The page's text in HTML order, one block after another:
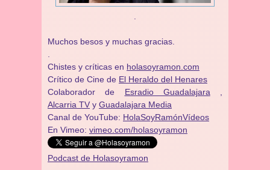
Muchos besos y muchas gracias.
Chistes y críticas en holasoyramon.com
Crítico de Cine de El Heraldo del Henares
Colaborador de Esradio Guadalajara
Alcarria TV y Guadalajara Media
Canal de YouTube: HolaSoyRamónVídeos
En Vimeo: vimeo.com/holasoyramon
Podcast de Holasoyramon